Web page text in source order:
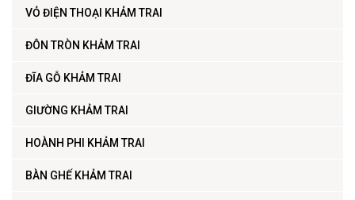
VỎ ĐIỆN THOẠI KHẢM TRAI
ĐÔN TRÒN KHẢM TRAI
ĐĨA GỖ KHẢM TRAI
GIƯỜNG KHẢM TRAI
HOÀNH PHI KHẢM TRAI
BÀN GHẾ KHẢM TRAI